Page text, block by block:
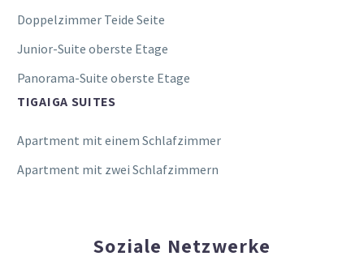
Doppelzimmer Teide Seite
Junior-Suite oberste Etage
Panorama-Suite oberste Etage
TIGAIGA SUITES
Apartment mit einem Schlafzimmer
Apartment mit zwei Schlafzimmern
Soziale Netzwerke